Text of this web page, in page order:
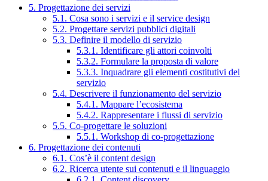
5. Progettazione dei servizi
5.1. Cosa sono i servizi e il service design
5.2. Progettare servizi pubblici digitali
5.3. Definire il modello di servizio
5.3.1. Identificare gli attori coinvolti
5.3.2. Formulare la proposta di valore
5.3.3. Inquadrare gli elementi costitutivi del
servizio
5.4. Descrivere il funzionamento del servizio
5.4.1. Mappare l’ecosistema
5.4.2. Rappresentare i flussi di servizio
5.5. Co-progettare le soluzioni
5.5.1. Workshop di co-progettazione
6. Progettazione dei contenuti
6.1. Cos’è il content design
6.2. Ricerca utente sui contenuti e il linguaggio